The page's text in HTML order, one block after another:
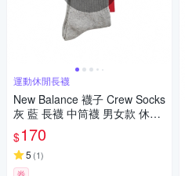
運動休閒長襪
New Balance 襪子 Crew Socks
灰 藍 長襪 中筒襪 男女款 休閒
運動 NB 7130400485
$170
5 (1)